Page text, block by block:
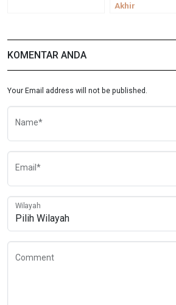
Akhir
KOMENTAR ANDA
Your Email address will not be published.
Name*
Email*
Wilayah
Comment